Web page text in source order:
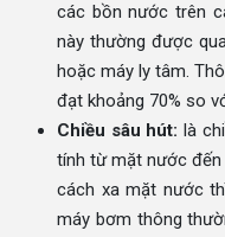
các bồn nước trên
này thường được
hoặc máy ly tâm.
đạt khoảng 70% so
Chiều sâu hút: là
tính từ mặt nước
cách xa mặt nước
máy bơm thông